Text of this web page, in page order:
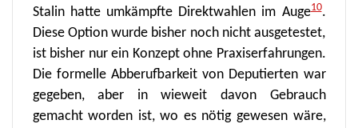
Stalin hatte umkämpfte Direktwahlen im Auge10.
Diese Option wurde bisher noch nicht ausgetestet,
ist bisher nur ein Konzept ohne Praxiserfahrungen.
Die formelle Abberufbarkeit von Deputierten war
gegeben, aber in wieweit davon Gebrauch
gemacht worden ist, wo es nötig gewesen wäre,